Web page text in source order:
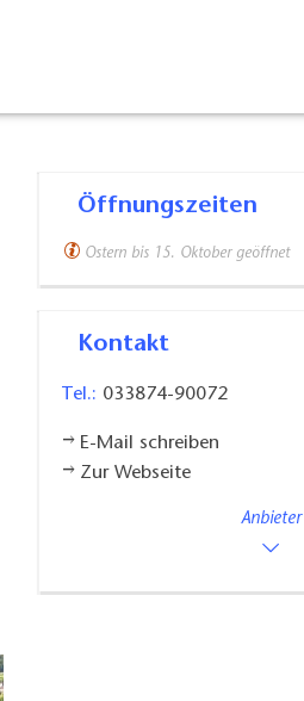
Öffnungszeiten
Ostern bis 15. Oktober geöffnet
Kontakt
Tel.: 033874-90072
E-Mail schreiben
Zur Webseite
Anbieter